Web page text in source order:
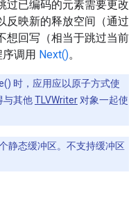
过已编码的元素需要更改
反映新的释放空间（通过
想回写（相当于跳过当前
调用 Next()。
时，应用应以原子方式使
与其他TLVWriter 对象一起使
静态缓冲区。不支持缓冲区